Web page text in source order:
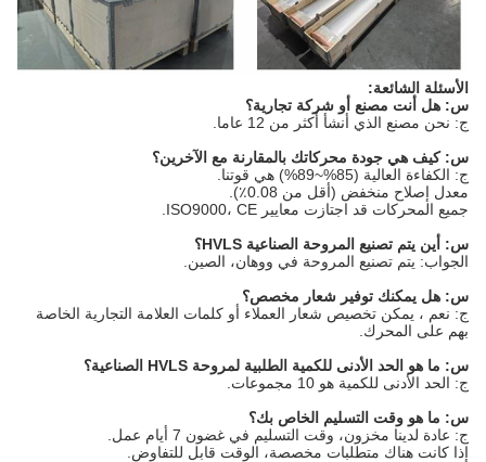
الأسئلة الشائعة:
س: هل أنت مصنع أو شركة تجارية؟
ج: نحن مصنع الذي أنشأ أكثر من 12 عاما.
س: كيف هي جودة محركاتك بالمقارنة مع الآخرين؟
ج: الكفاءة العالية (85%~89%) هي قوتنا.
معدل إصلاح منخفض (أقل من 0.08٪).
جميع المحركات قد اجتازت معايير ISO9000، CE.
س: أين يتم تصنيع المروحة الصناعية HVLS؟
الجواب: يتم تصنيع المروحة في ووهان، الصين.
س: هل يمكنك توفير شعار مخصص؟
ج: نعم ، يمكن تخصيص شعار العملاء أو كلمات العلامة التجارية الخاصة
بهم على المحرك.
س: ما هو الحد الأدنى للكمية الطلبية لمروحة HVLS الصناعية؟
ج: الحد الأدنى للكمية هو 10 مجموعات.
س: ما هو وقت التسليم الخاص بك؟
ج: عادة لدينا مخزون، وقت التسليم في غضون 7 أيام عمل.
إذا كانت هناك متطلبات مخصصة، الوقت قابل للتفاوض.